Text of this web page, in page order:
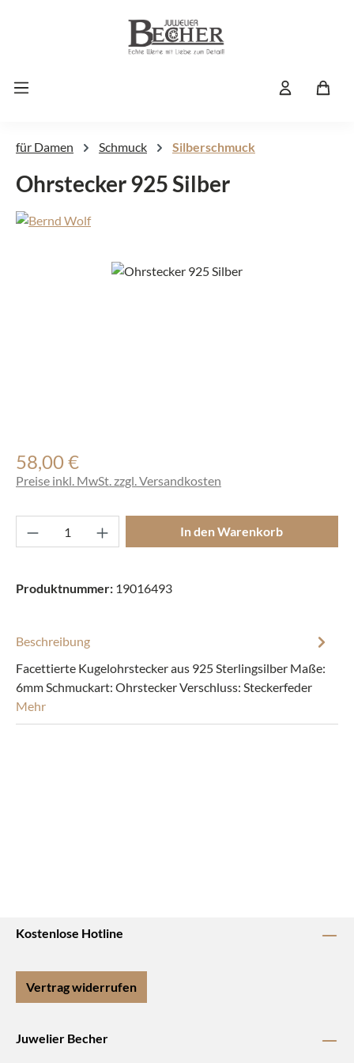
Zum Hauptinhalt springen
für Damen Schmuck Silberschmuck
Ohrstecker 925 Silber
Bildergalerie überspringen
Regulärer Preis:
58,00 €
Preise inkl. MwSt. zzgl. Versandkosten
Produkt Anzahl: Gib den gewünschten
In den Warenkorb
Produktnummer: 19016493
Beschreibung
Facettierte Kugelohrstecker aus 925 Sterlingsilber Maße:
6mm Schmuckart: Ohrstecker Verschluss: Steckerfeder
Mehr
Kostenlose Hotline
Vertrag widerrufen
Juwelier Becher